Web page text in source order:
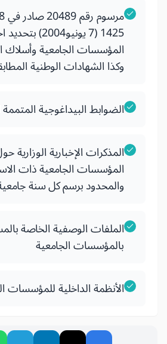
1425 (7
المؤسسات الجامعية وأسلاك
وكذا الشهادات الوطنية
الضوابط البيداغوجية
المذكرات الإخبارية الوزارية
المؤسسات الجامعية ذات
والمحدود برسم كل سنة
الملفات الوصفية الخاصة
بالمؤسسات الجامعية
الأنظمة الداخلية للمؤسسات